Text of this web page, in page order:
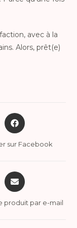
avec à la
Alors, prêt(e)
sur Facebook
produit par e-mail